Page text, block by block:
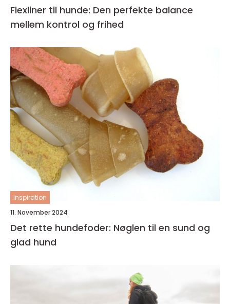
Flexliner til hunde: Den perfekte balance
mellem kontrol og frihed
inspiration
11. November 2024
Det rette hundefoder: Nøglen til en sund og
glad hund